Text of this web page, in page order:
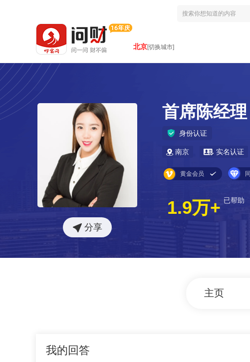
北京[切换城市]
分享
首席陈经理
身份认证
南京 实名认证
黄金会员
1.9万+ 已帮助
主页
我的回答